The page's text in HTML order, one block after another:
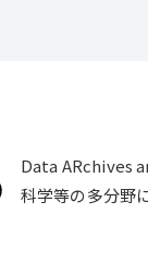
Data ARchives
科学等の多分野